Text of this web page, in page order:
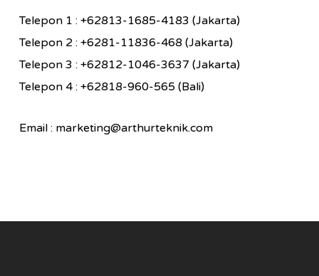
Telepon 1 : +62813-1685-4183 (Jakarta)
Telepon 2 : +6281-11836-468 (Jakarta)
Telepon 3 : +62812-1046-3637 (Jakarta)
Telepon 4 : +62818-960-565 (Bali)
Email : marketing@arthurteknik.com